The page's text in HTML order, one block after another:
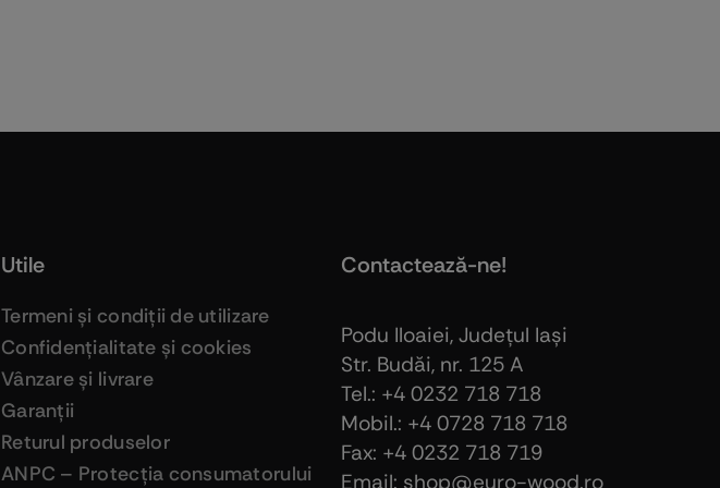
Utile
Termeni şi condiţii de utilizare
Confidenţialitate şi cookies
Vânzare şi livrare
Garanţii
Returul produselor
ANPC – Protecţia consumatorului
Contactează-ne!
Podu Iloaiei, Judeţul Iaşi
Str. Budăi, nr. 125 A
Tel.: +4 0232 718 718
Mobil.: +4 0728 718 718
Fax: +4 0232 718 719
Email: shop@euro-wood.ro